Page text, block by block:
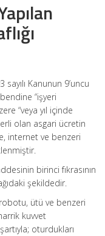
Kanunun 9’uncu
“işyeri
“veya yıl içinde
olan asgari ücretin
internet ve benzeri
birinci fıkrasının
şekildedir.
ütü ve benzeri
kuvvet
oturdukları